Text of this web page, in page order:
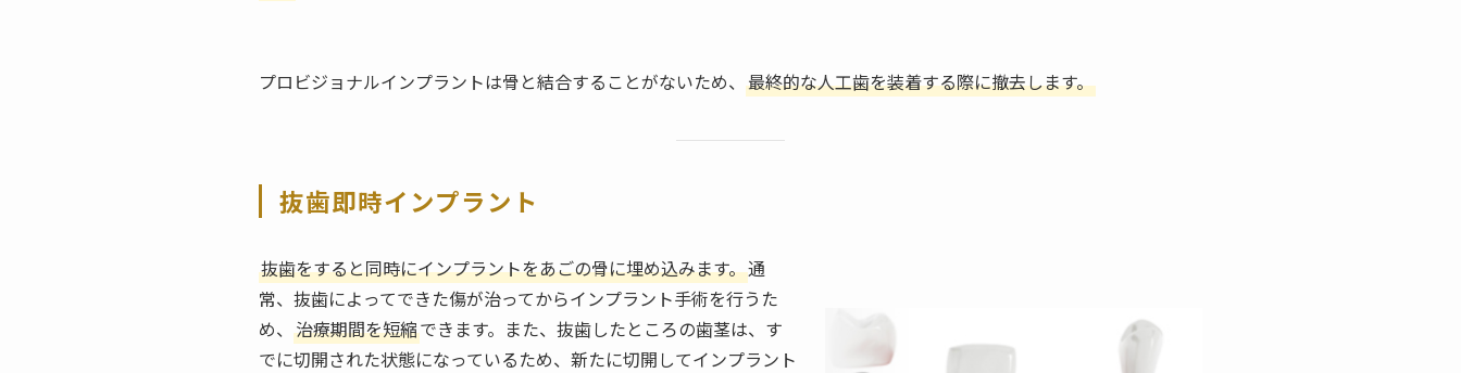
プロビジョナルインプラントは骨と結合することがないため、 最終的な人工歯を装着する際に撤去します。
抜歯即時インプラント
抜歯をすると同時にインプラントをあごの骨に埋め込みます。通
常、抜歯によってできた傷が治ってからインプラント手術を行うた
め、 治療期間を短縮できます。また、抜歯したところの歯茎は、す
でに切開された状態になっているため、新たに切開してインプラント